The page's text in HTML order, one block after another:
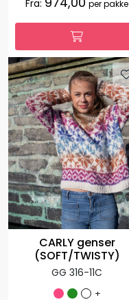
Fra: per pakke
CARLY genser
(SOFT/TWISTY)
GG 316-11C
+